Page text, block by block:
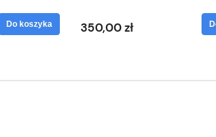
Do koszyka 350,00 zł